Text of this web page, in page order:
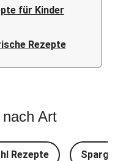
für Kinder
Rezepte
Art
Rezepte Spargel